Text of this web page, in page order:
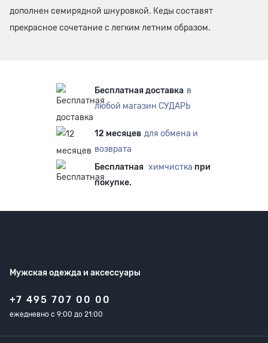
дополнен семирядной шнуровкой. Кеды составят
прекрасное сочетание с легким летним образом.
Бесплатная доставка в
любой магазин СУДАРЬ
12 месяцев для обмена и
возврата
Бесплатная химчистка при
покупке.
Мужская одежда и аксессуары
+7 495 707 00 00
ежедневно с 9:00 до 21:00